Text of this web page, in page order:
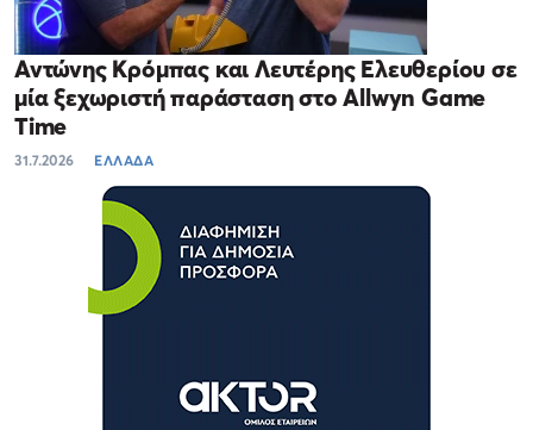
Αντώνης Κρόμπας και Λευτέρης Ελευθερίου σε
μία ξεχωριστή παράσταση στο Allwyn Game
Time
31.7.2026 ΕΛΛΑΔΑ